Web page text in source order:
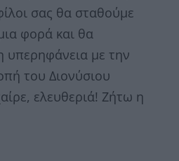
σας θα σταθούμε
φορά και θα
υπερηφάνεια με την
του Διονύσιου
ελευθεριά! Ζήτω η